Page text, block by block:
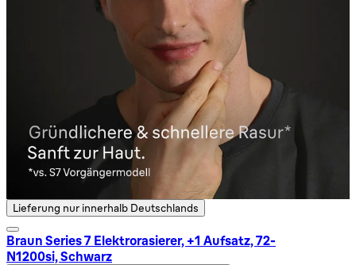
Lieferung nur innerhalb Deutschlands
Braun Series 7 Elektrorasierer, +1 Aufsatz, 72-
N1200si, Schwarz